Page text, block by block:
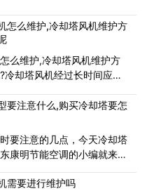
璃钢冷却塔建造或装置竣工
，设计单位或消费制造厂家应
怎么维护,冷却塔风机维护方
么维护,冷却塔风机维护方
冷却塔风机经过长时间应用
髙速离心风机推动滚动，长
电动机的轴会导致缺油状
不畅，冲突力扩大，导致
要注意什么,购买冷却塔要怎
要注意的几点，今天冷却塔
康明节能空调的小编就来跟
耐腐蚀、装配配合准确。冷
需要进行维护吗